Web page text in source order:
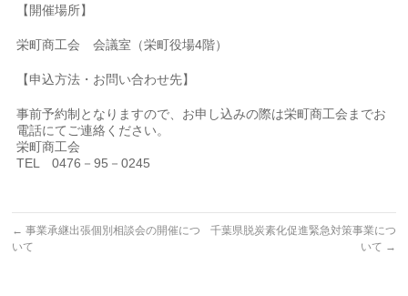
【開催場所】
栄町商工会 会議室（栄町役場4階）
【申込方法・お問い合わせ先】
事前予約制となりますので、お申し込みの際は栄町商工会までお
電話にてご連絡ください。
栄町商工会
TEL 0476－95－0245
← 事業承継出張個別相談会の開催につ
いて
千葉県脱炭素化促進緊急対策事業につ
いて →